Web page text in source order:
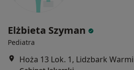
Elżbieta Szyman
Pediatra
Hoża 13 Lok. 1, Lidzbark